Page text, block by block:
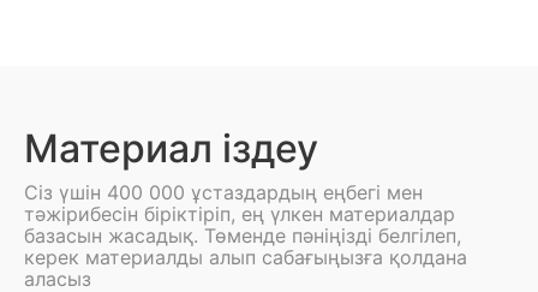
Материал іздеу
Сіз үшін 400 000 ұстаздардың еңбегі мен
тәжірибесін біріктіріп, ең үлкен материалдар
базасын жасадық. Төменде пәніңізді белгілеп,
керек материалды алып сабағыңызға қолдана
аласыз